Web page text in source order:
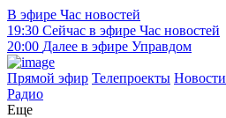
В эфире Час новостей
19:30 Сейчас в эфире Час новостей
20:00 Далее в эфире Управдом
Прямой эфир Телепроекты Новости
Радио
Еще